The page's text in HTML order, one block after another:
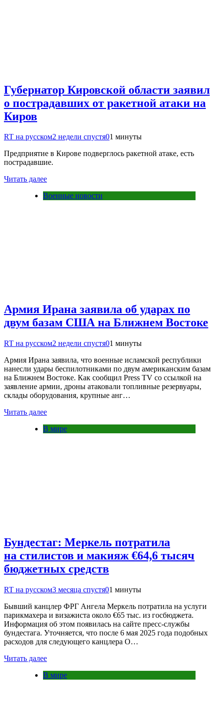
Губернатор Кировской области заявил
о пострадавших от ракетной атаки на
Киров
RT на русском2 недели спустя01 минуты
Предприятие в Кирове подверглось ракетной атаке, есть
пострадавшие.
Читать далее
Военные новости
Армия Ирана заявила об ударах по
двум базам США на Ближнем Востоке
RT на русском2 недели спустя01 минуты
Армия Ирана заявила, что военные исламской республики
нанесли удары беспилотниками по двум американским базам
на Ближнем Востоке. Как сообщил Press TV со ссылкой на
заявление армии, дроны атаковали топливные резервуары,
склады оборудования, крупные анг…
Читать далее
В мире
Бундестаг: Меркель потратила
на стилистов и макияж €64,6 тысяч
бюджетных средств
RT на русском3 месяца спустя01 минуты
Бывший канцлер ФРГ Ангела Меркель потратила на услуги
парикмахера и визажиста около €65 тыс. из госбюджета.
Информация об этом появилась на сайте пресс-службы
бундестага. Уточняется, что после 6 мая 2025 года подобных
расходов для следующего канцлера О…
Читать далее
В мире